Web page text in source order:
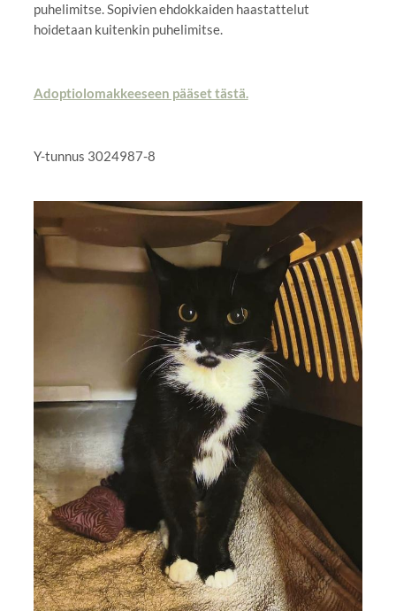
puhelimitse. Sopivien ehdokkaiden haastattelut
hoidetaan kuitenkin puhelimitse.
Adoptiolomakkeeseen pääset tästä.
Y-tunnus 3024987-8